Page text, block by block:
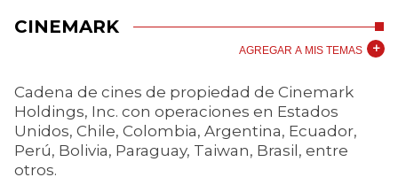
CINEMARK
AGREGAR A MIS TEMAS
Cadena de cines de propiedad de Cinemark
Holdings, Inc. con operaciones en Estados
Unidos, Chile, Colombia, Argentina, Ecuador,
Perú, Bolivia, Paraguay, Taiwan, Brasil, entre
otros.